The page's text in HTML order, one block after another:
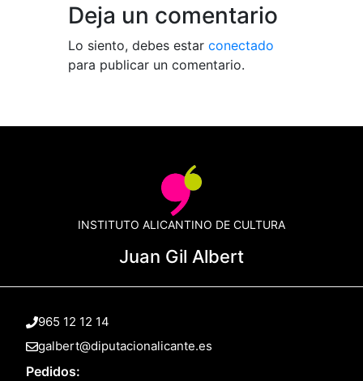
Deja un comentario
Lo siento, debes estar conectado
para publicar un comentario.
INSTITUTO ALICANTINO DE CULTURA
Juan Gil Albert
965 12 12 14
galbert@diputacionalicante.es
Pedidos: